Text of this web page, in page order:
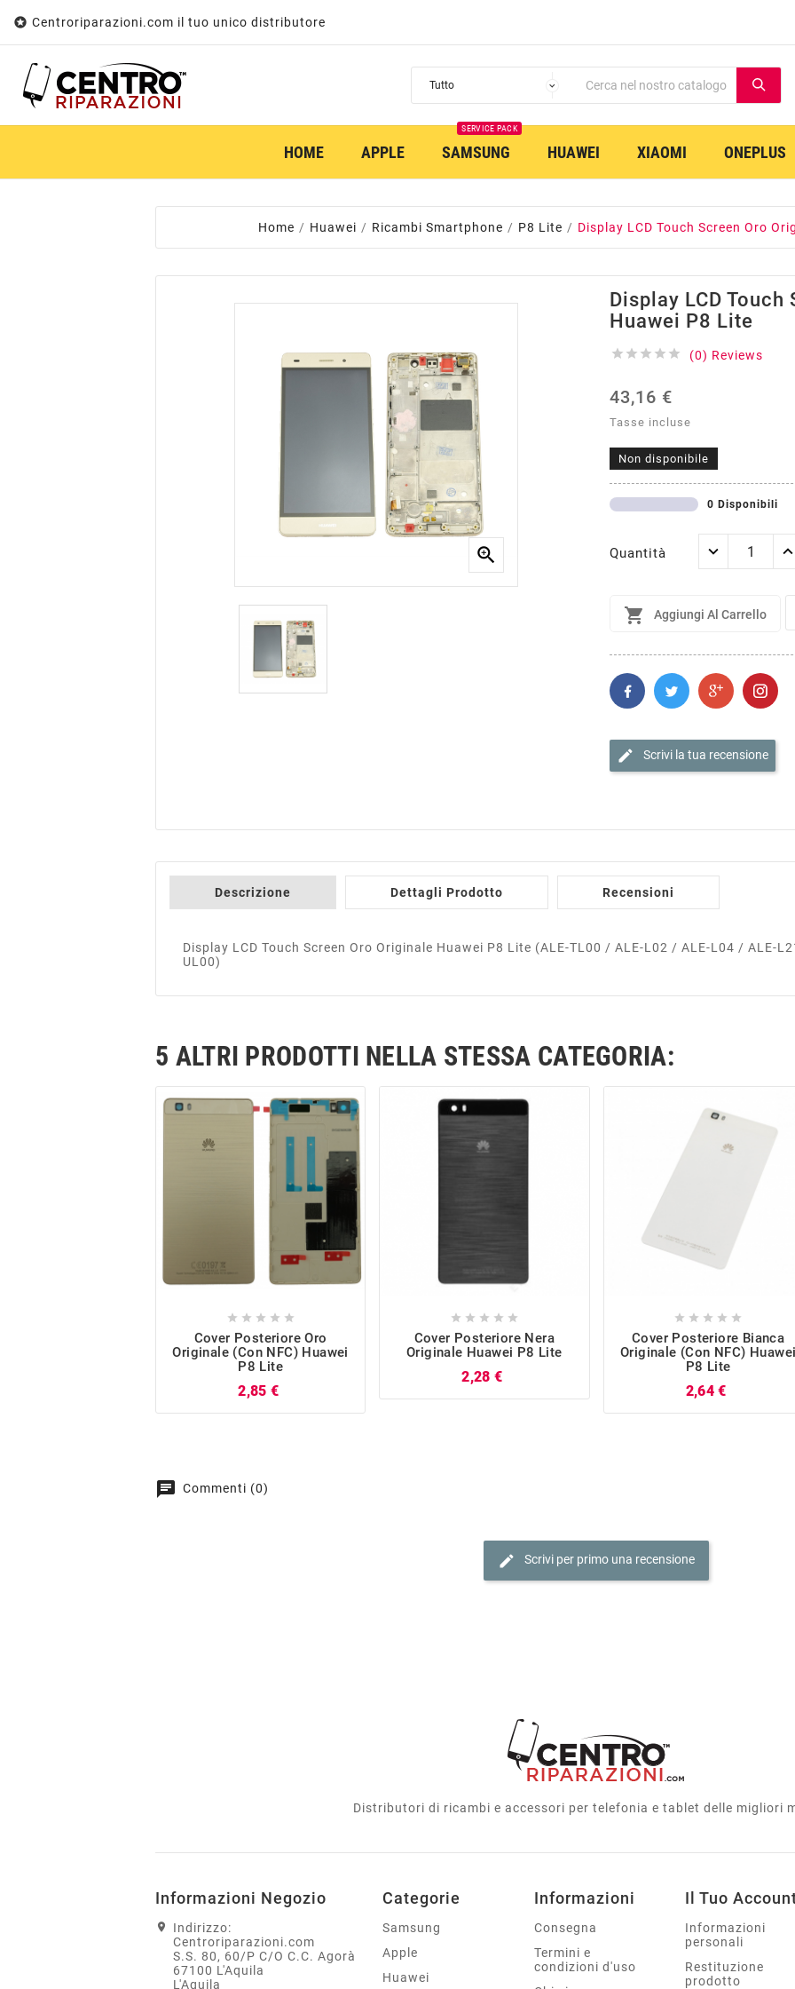
 Centroriparazioni.com il tuo unico distributore
HOME APPLE SAMSUNG
SERVICE PACK
HUAWEI XIAOMI ONEPLUS
Home Huawei Ricambi Smartphone P8 Lite Display LCD Touch Screen Oro

Display LCD
Huawei P8 Lite
     (0) Reviews
43,16 €
Tasse incluse
Non disponibile
0 Disponibili
Quantità
 Aggiungi Al Carrello
edit Scrivi la tua recensione
Descrizione Dettagli Prodotto Recensioni
Display LCD Touch Screen Oro Originale Huawei P8 Lite (ALE-TL00 / ALE-L02 / ALE-L04 / ALE-
UL00)
5 ALTRI PRODOTTI NELLA STESSA CATEGORIA:
    
Cover Posteriore Oro
Originale (con NFC) Huawei
P8 Lite
2,85 €
    
Cover Posteriore Nera
Originale Huawei P8 Lite
2,28 €
    
Cover Posteriore Bianca
Originale (con NFC)
P8 Lite
2,64 €
chat Commenti (0)
edit Scrivi per primo una recensione
Distributori di ricambi e accessori per telefonia e tablet delle migliori
Informazioni Negozio
Indirizzo:
Centroriparazioni.com
S.S. 80, 60/P C/O C.C. Agorà
67100 L'Aquila
L'Aquila
Categorie
Samsung
Apple
Huawei
Informazioni
Consegna
Termini e
condizioni d'uso
Il Tuo
Informazioni
personali
Restituzione
prodotto